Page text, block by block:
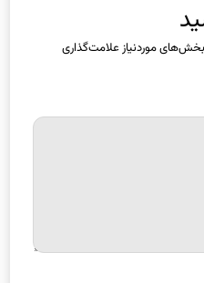
بخش‌های موردنیاز علامت‌گذاری